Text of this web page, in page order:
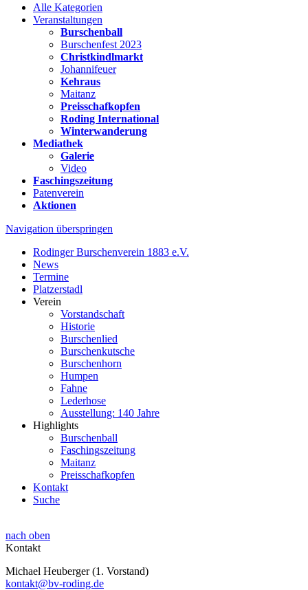
Alle Kategorien
Veranstaltungen
Burschenball
Burschenfest 2023
Christkindlmarkt
Johannifeuer
Kehraus
Maitanz
Preisschafkopfen
Roding International
Winterwanderung
Mediathek
Galerie
Video
Faschingszeitung
Patenverein
Aktionen
Navigation überspringen
Rodinger Burschenverein 1883 e.V.
News
Termine
Platzerstadl
Verein
Vorstandschaft
Historie
Burschenlied
Burschenkutsche
Burschenhorn
Humpen
Fahne
Lederhose
Ausstellung: 140 Jahre
Highlights
Burschenball
Faschingszeitung
Maitanz
Preisschafkopfen
Kontakt
Suche
nach oben
Kontakt
Michael Heuberger (1. Vorstand)
kontakt@bv-roding.de